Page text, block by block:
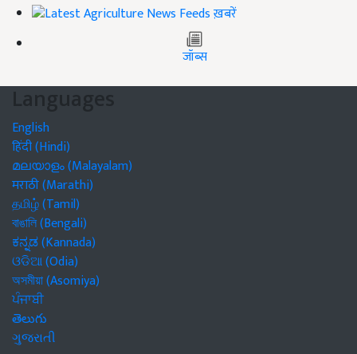
ख़बरें
जॉब्स
Languages
English
हिंदी (Hindi)
മലയാളം (Malayalam)
मराठी (Marathi)
தமிழ் (Tamil)
বাঙালি (Bengali)
ಕನ್ನಡ (Kannada)
ଓଡିଆ (Odia)
অসমীয়া (Asomiya)
ਪੰਜਾਬੀ
తెలుగు
ગુજરાતી